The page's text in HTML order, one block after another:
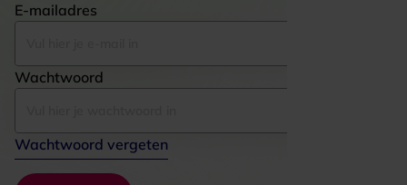
E-mailadres
Wachtwoord
Wachtwoord vergeten